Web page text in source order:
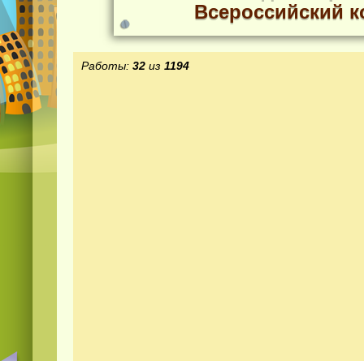
Всероссийский
Работы: 32 из 1194